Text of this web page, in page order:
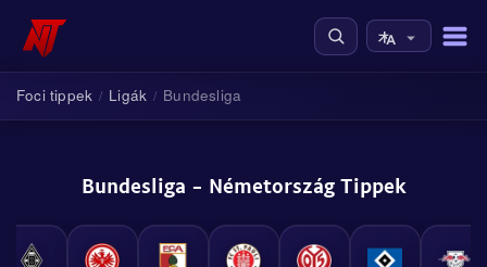
Foci tippek / Ligák / Bundesliga
Bundesliga - Németország Tippek